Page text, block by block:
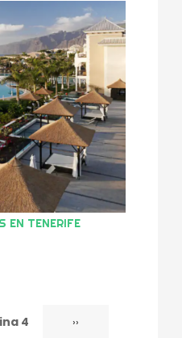
EN TENERIFE
4 Siguiente
››